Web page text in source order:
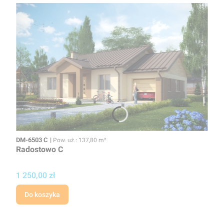
Kod
DM-6503 C Powierzchnia użytkowa
Pow. uż.: 137,80 m²
Radostowo C
Cena projektu
1 250,00 zł
Do koszyka